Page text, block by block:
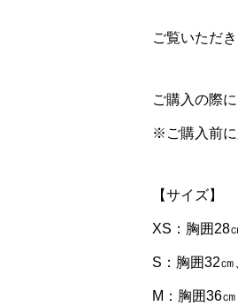
ご覧いただ
ご購入の際
※ご購入前に
【サイズ】
XS：胸囲28
S：胸囲32
M：胸囲36